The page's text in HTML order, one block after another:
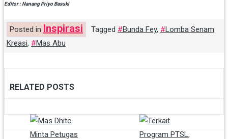
Editor : Nanang Priyo Basuki
Posted in Inspirasi Tagged Bunda Fey,
Lomba Senam
Kreasi, Mas Abu
RELATED POSTS